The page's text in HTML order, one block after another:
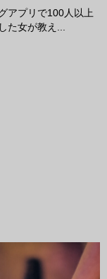
アプリで100人以上
た女が教え...